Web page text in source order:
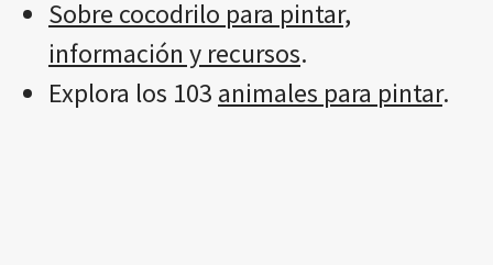
Sobre cocodrilo para pintar,
información y recursos.
Explora los 103 animales para pintar.